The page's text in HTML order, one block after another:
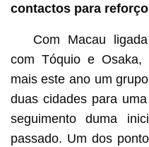
contactos para
Com Macau
com Tóquio e
mais este ano um
duas cidades para
seguimento duma
passado. Um dos